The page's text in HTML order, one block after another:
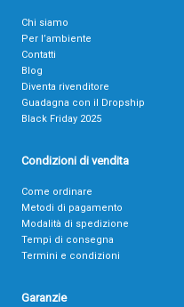
Chi siamo
Per l’ambiente
Contatti
Blog
Diventa rivenditore
Guadagna con il Dropship
Black Friday 2025
Condizioni di vendita
Come ordinare
Metodi di pagamento
Modalità di spedizione
Tempi di consegna
Termini e condizioni
Garanzie